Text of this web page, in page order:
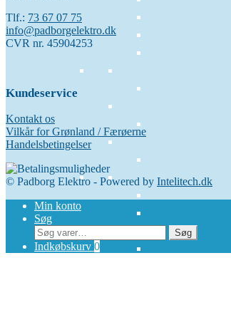
Tlf.: 73 67 07 75
info@padborgelektro.dk
CVR nr. 45904253
Kundeservice
Kontakt os
Vilkår for Grønland / Færøerne
Handelsbetingelser
© Padborg Elektro - Powered by Intelitech.dk
Min konto
Søg
Søg
efter:
Søg
Indkøbskurv 0